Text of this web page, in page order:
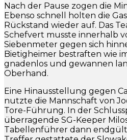
Nach der Pause zogen die
Ebenso schnell holten die
Rückstand wieder auf. Das
Schefvert musste innerhalb
Siebenmeter gegen sich
Bietigheimer bestraften wie
gnadenlos und gewannen
Oberhand.
Eine Hinausstellung gegen
nutzte die Mannschaft von
Tore-Führung. In der
überragende SG-Keeper
Tabellenführer dann